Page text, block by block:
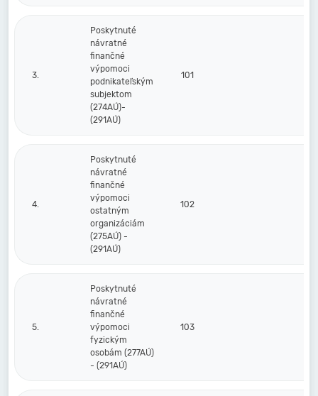
3.
Poskytnuté
návratné
finančné
výpomoci
podnikateľským
subjektom
(274AÚ)-
(291AÚ)
101
4.
Poskytnuté
návratné
finančné
výpomoci
ostatným
organizáciám
(275AÚ) -
(291AÚ)
102
5.
Poskytnuté
návratné
finančné
výpomoci
fyzickým
osobám (277AÚ)
- (291AÚ)
103